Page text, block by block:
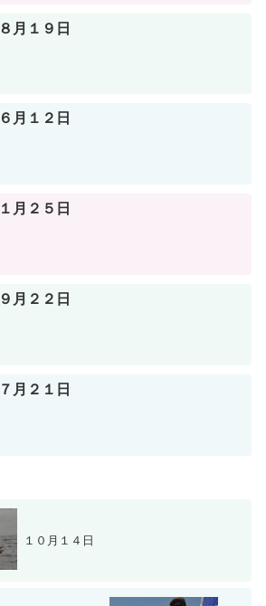
８月１９日
６月１２日
１月２５日
９月２２日
７月２１日
１０月１４日